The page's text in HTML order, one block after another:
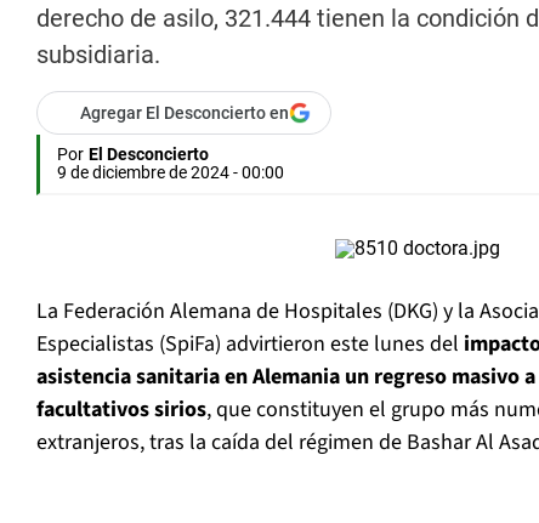
derecho de asilo, 321.444 tienen la condición
subsidiaria.
Agregar El Desconcierto en
Por El Desconcierto
9 de diciembre de 2024 - 00:00
La Federación Alemana de Hospitales (DKG) y la
Especialistas (SpiFa) advirtieron este lunes del
asistencia sanitaria en Alemania un regreso masivo
facultativos sirios, que constituyen el grupo más
extranjeros, tras la caída del régimen de Bashar Al